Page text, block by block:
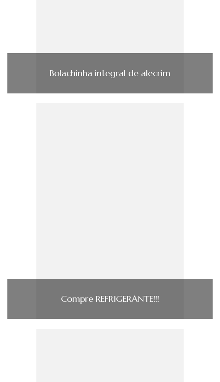
Bolachinha integral de alecrim
Compre REFRIGERANTE!!!